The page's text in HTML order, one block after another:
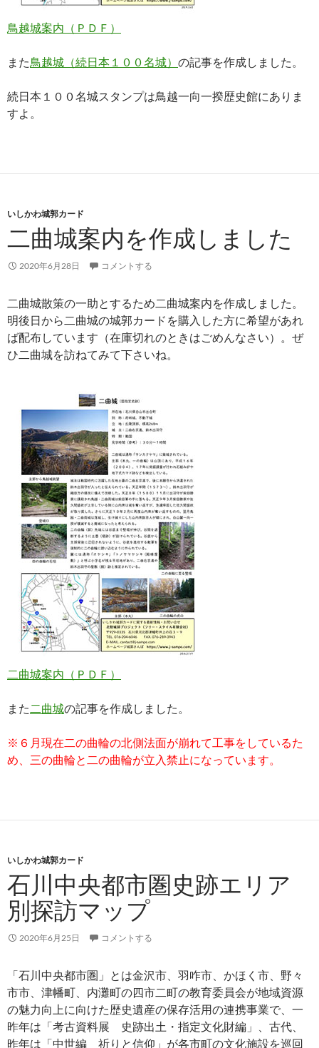
鳥越城案内（ＰＤＦ）
また鳥越城（続日本１００名城） の記事を作成しました。
続日本１００名城スタンプは鳥越一向一揆歴史館にありま
すよ。
いしかわ城郭カード
二曲城案内を作成しました
2020年6月28日 コメントする
二曲城散策の一助とするため二曲城案内を作成しました。
明後日から二曲城の城郭カードを購入した方に希望があれ
ば配布しています（在庫切れのときはごめんなさい）。ぜ
ひ二曲城を訪ねてみて下さいね。
二曲城案内（ＰＤＦ）
また 二曲城の記事を作成しました。
※６月現在二の曲輪の北側法面が崩れて工事をしているた
め、三の曲輪と二の曲輪が立入禁止になっています。
いしかわ城郭カード
石川中央都市圏史跡エリア
別探訪マップ
2020年6月25日 コメントする
「石川中央都市圏」とは金沢市、羽咋市、かほく市、野々
市市、津幡町、内灘町の四市二町の教育委員会が地域資源
の魅力向上に向けた歴史遺産の保存活用の連携事業で、一
昨年は「考古資料展 史跡出土・指定文化財編」、古代、
昨年は「中世編 祈りと信仰」が各市町の文化施設を巡回